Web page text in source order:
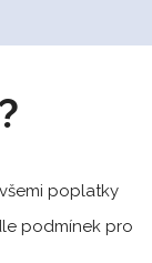
poplatky
podmínek pro